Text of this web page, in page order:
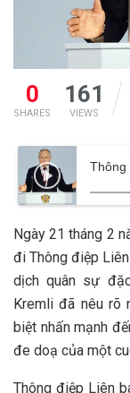
0
SHARES
161
VIEWS
Ngày 21 tháng 2
đi Thông điệp
dịch quân sự
Kremli đã nêu rõ
biệt nhấn mạnh
đe doạ của một
Thông điệp Liên